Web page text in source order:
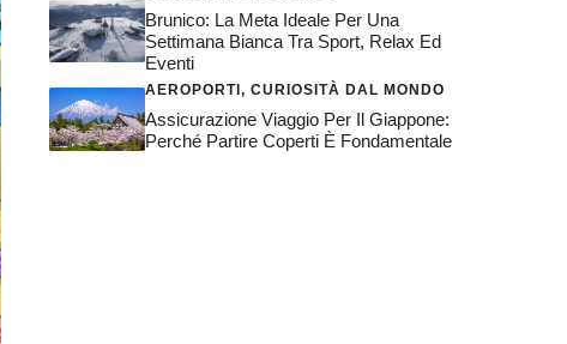
Brunico: La Meta Ideale Per Una
Settimana Bianca Tra Sport, Relax Ed
Eventi
AEROPORTI , CURIOSITÀ DAL MONDO
Assicurazione Viaggio Per Il Giappone:
Perché Partire Coperti È Fondamentale